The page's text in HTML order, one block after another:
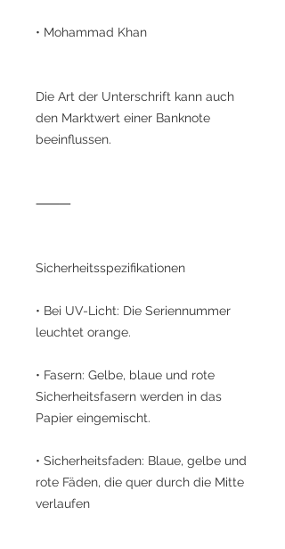
• Mohammad Khan
Die Art der Unterschrift kann auch
den Marktwert einer Banknote
beeinflussen.
⸻
Sicherheitsspezifikationen
• Bei UV-Licht: Die Seriennummer
leuchtet orange.
• Fasern: Gelbe, blaue und rote
Sicherheitsfasern werden in das
Papier eingemischt.
• Sicherheitsfaden: Blaue, gelbe und
rote Fäden, die quer durch die Mitte
verlaufen